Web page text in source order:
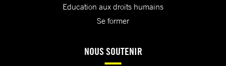
Education aux droits humains
Se former
NOUS SOUTENIR